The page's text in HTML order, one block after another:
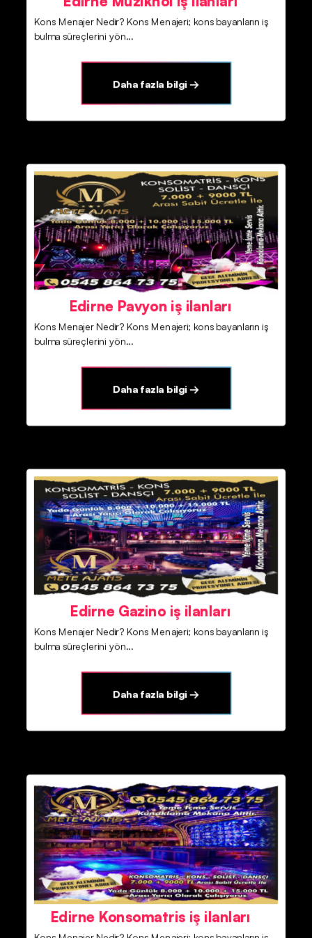
Kons Menajer Nedir? Kons Menajeri; kons bayanların iş
bulma süreçlerini yön...
Daha fazla bilgi →
Edirne Pavyon iş ilanları
Kons Menajer Nedir? Kons Menajeri; kons bayanların iş
bulma süreçlerini yön...
Daha fazla bilgi →
Edirne Gazino iş ilanları
Kons Menajer Nedir? Kons Menajeri; kons bayanların iş
bulma süreçlerini yön...
Daha fazla bilgi →
Edirne Konsomatris iş ilanları